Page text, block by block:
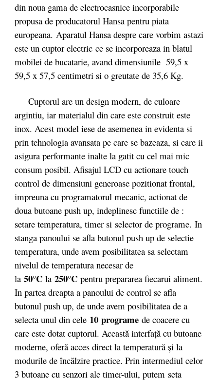
din noua gama de electrocasnice incorporabile
propusa de producatorul Hansa pentru piata
europeana. Aparatul Hansa despre care vorbim astazi
este un cuptor electric ce se incorporeaza in blatul
mobilei de bucatarie, avand dimensiunile 59,5 x
59,5 x 57,5 centimetri si o greutate de 35,6 Kg.
Cuptorul are un design modern, de culoare
argintiu, iar materialul din care este construit este
inox. Acest model iese de asemenea in evidenta si
prin tehnologia avansata pe care se bazeaza, si care ii
asigura performante inalte la gatit cu cel mai mic
consum posibil. Afisajul LCD cu actionare touch
control de dimensiuni generoase pozitionat frontal,
impreuna cu programatorul mecanic, actionat de
doua butoane push up, indeplinesc functiile de :
setare temperatura, timer si selector de programe. In
stanga panoului se afla butonul push up de selectie
temperatura, unde avem posibilitatea sa selectam
nivelul de temperatura necesar de
la 50°C la 250°C pentru prepararea fiecarui aliment.
In partea dreapta a panoului de control se afla
butonul push up, de unde avem posibilitatea de a
selecta unul din cele 10 programe de coacere cu
care este dotat cuptorul. Această interfaţă cu butoane
moderne, oferă acces direct la temperatură şi la
modurile de încălzire practice. Prin intermediul celor
3 butoane cu senzori ale timer-ului, putem seta